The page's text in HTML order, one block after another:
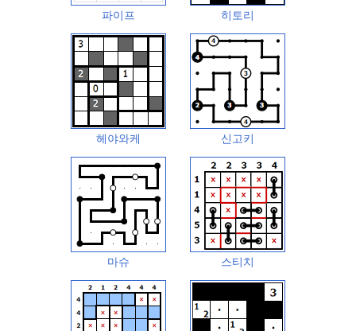
파이프 히토리
헤야와케 신고키
마슈 스티치